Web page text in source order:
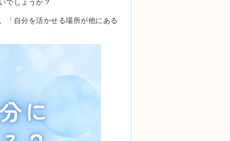
でしょうか？
「自分を活かせる場所が他にある